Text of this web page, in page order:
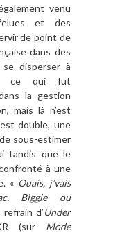
venu
et des
de point de
dans des
disperser à
ce qui fut
la gestion
mais là n’est
double, une
sous-estimer
tandis que le
à une
« Ouais, j’vais
Biggie ou
d’Under
(sur Mode